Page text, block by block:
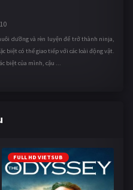
10
dưỡng và rèn luyện để trở thành ninja,
biệt có thể giao tiếp với các loài động vật.
biệt của mình, cậu ...
FULL HD VIETSUB